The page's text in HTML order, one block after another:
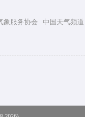
象服务协会 中国天气频道